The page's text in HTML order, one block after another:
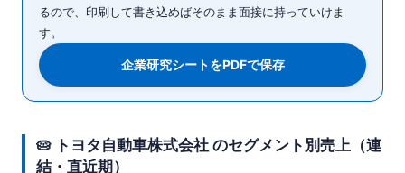
るので、印刷して書き込めばそのまま面接に持っていけま
す。
企業研究シートをPDFで保存
🥧 トヨタ自動車株式会社 のセグメント別売上（連
結・直近期）